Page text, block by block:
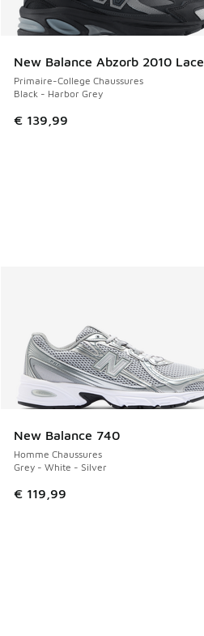
New Balance Abzorb 2010 Lace
Primaire-College Chaussures
Black - Harbor Grey
€ 139,99
New Balance 740
Homme Chaussures
Grey - White - Silver
€ 119,99